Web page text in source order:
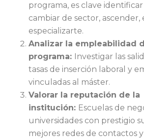
programa, es clave identificar
cambiar de sector,
especializarte.
Analizar la empleabilidad
programa:
Investigar las
tasas de inserción laboral y
vinculadas al máster.
Valorar la reputación de la
institución: Escuelas de
universidades con prestigio
mejores redes de contactos